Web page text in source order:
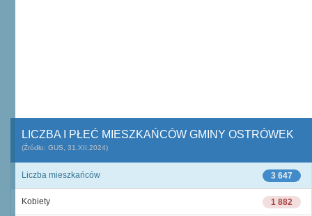
LICZBA I PŁEĆ MIESZKAŃCÓW GMINY OSTRÓWEK
(Źródło: GUS, 31.XII.2024)
3 647
Liczba mieszkańców
1 882
Kobiety